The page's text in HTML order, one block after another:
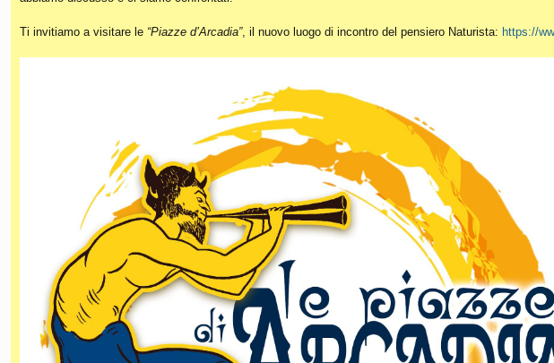
Ti invitiamo a visitare le “Piazze d’Arcadia”, il nuovo luogo di incontro del pensiero Naturista: https://